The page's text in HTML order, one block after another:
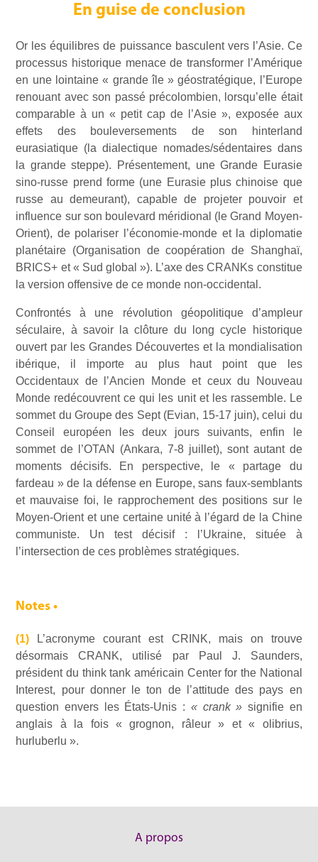
En guise de conclusion
Or les équilibres de puissance basculent vers l’Asie. Ce
processus historique menace de transformer l’Amérique
en une lointaine « grande île » géostratégique, l’Europe
renouant avec son passé précolombien, lorsqu’elle était
comparable à un « petit cap de l’Asie », exposée aux
effets des bouleversements de son hinterland
eurasiatique (la dialectique nomades/sédentaires dans
la grande steppe). Présentement, une Grande Eurasie
sino-russe prend forme (une Eurasie plus chinoise que
russe au demeurant), capable de projeter pouvoir et
influence sur son boulevard méridional (le Grand Moyen-
Orient), de polariser l’économie-monde et la diplomatie
planétaire (Organisation de coopération de Shanghaï,
BRICS+ et « Sud global »). L’axe des CRANKs constitue
la version offensive de ce monde non-occidental.
Confrontés à une révolution géopolitique d’ampleur
séculaire, à savoir la clôture du long cycle historique
ouvert par les Grandes Découvertes et la mondialisation
ibérique, il importe au plus haut point que les
Occidentaux de l’Ancien Monde et ceux du Nouveau
Monde redécouvrent ce qui les unit et les rassemble. Le
sommet du Groupe des Sept (Evian, 15-17 juin), celui du
Conseil européen les deux jours suivants, enfin le
sommet de l’OTAN (Ankara, 7-8 juillet), sont autant de
moments décisifs. En perspective, le « partage du
fardeau » de la défense en Europe, sans faux-semblants
et mauvaise foi, le rapprochement des positions sur le
Moyen-Orient et une certaine unité à l’égard de la Chine
communiste. Un test décisif : l’Ukraine, située à
l’intersection de ces problèmes stratégiques.
Notes •
(1) L’acronyme courant est CRINK, mais on trouve
désormais CRANK, utilisé par Paul J. Saunders,
président du think tank américain Center for the National
Interest, pour donner le ton de l’attitude des pays en
question envers les États-Unis : « crank » signifie en
anglais à la fois « grognon, râleur » et « olibrius,
hurluberlu ».
A propos